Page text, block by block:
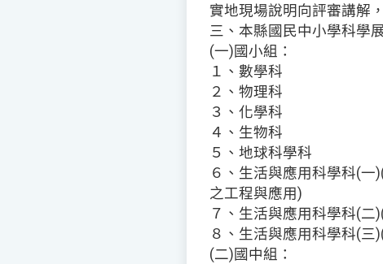
實地現場說明向評審講解
三、本縣國民中小學科學
(一)國小組：
１、數學科
２、物理科
３、化學科
４、生物科
５、地球科學科
６、生活與應用科學科(
之工程與應用)
７、生活與應用科學科(
８、生活與應用科學科(
(二)國中組：